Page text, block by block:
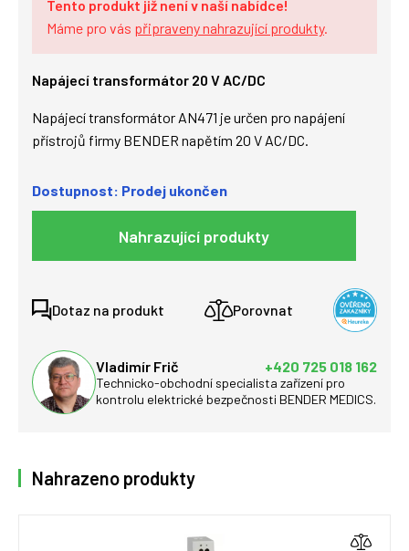
Tento produkt již není v naší nabídce!
Máme pro vás připraveny nahrazující produkty.
Napájecí transformátor 20 V AC/DC
Napájecí transformátor AN471 je určen pro napájení
přístrojů firmy BENDER napětím 20 V AC/DC.
Dostupnost: Prodej ukončen
Nahrazující produkty
Dotaz na produkt Porovnat
Vladimír Frič +420 725 018 162
Technicko-obchodní specialista zařízení pro
kontrolu elektrické bezpečnosti BENDER MEDICS.
Nahrazeno produkty